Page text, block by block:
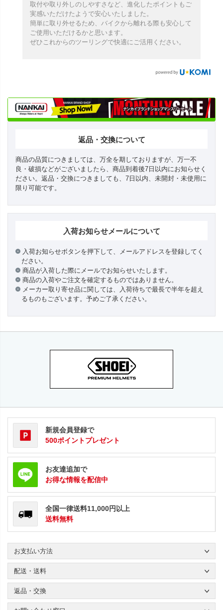
取付や取り外しのしやすさなど、進化したポイントもご
実感いただけたようで安心いたしました。
簡単に取り外せるため、バイクから離れる際も安心して
ご使用いただけるかと思います。
ぜひこれからのツーリングで快適にご活用ください。
返品・交換について
商品の品質につきましては、万全を期しておりますが、万一不
良・破損などがございましたら、商品到着後7日以内にお知らせく
ださい。返品・交換につきましても、7日以内、未開封・未使用に
限り可能です。
入荷お知らせメールについて
入荷お知らせボタンを押下して、メールアドレスを登録してく
ださい。
商品が入荷した際にメールでお知らせいたします。
商品の入荷やご注文を確定するものではありません。
メーカー取り寄せ品に関しては、入荷待ちで最長で半年を超え
るものもございます。予めご了承ください。
新規会員登録で
500ポイントプレゼント
お友達追加で
お得な情報を配信中
全国一律送料11,000円以上
送料無料
お支払い方法
配送・送料
返品・交換